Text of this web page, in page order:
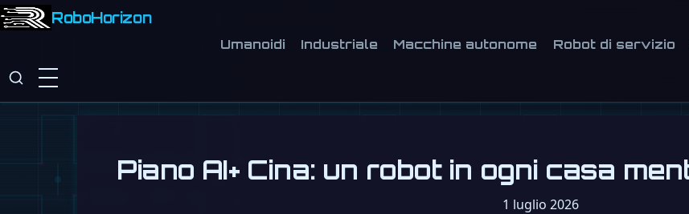
RoboHorizon
Umanoidi Industriale Macchine autonome Robot di servizio
Piano AI+ Cina: un robot in ogni casa
1 luglio 2026